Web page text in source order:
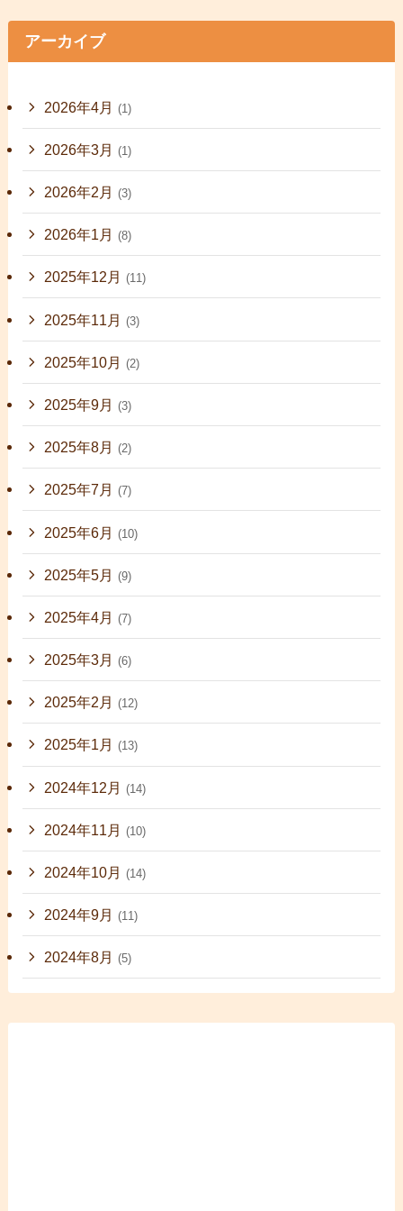
アーカイブ
2026年4月 (1)
2026年3月 (1)
2026年2月 (3)
2026年1月 (8)
2025年12月 (11)
2025年11月 (3)
2025年10月 (2)
2025年9月 (3)
2025年8月 (2)
2025年7月 (7)
2025年6月 (10)
2025年5月 (9)
2025年4月 (7)
2025年3月 (6)
2025年2月 (12)
2025年1月 (13)
2024年12月 (14)
2024年11月 (10)
2024年10月 (14)
2024年9月 (11)
2024年8月 (5)